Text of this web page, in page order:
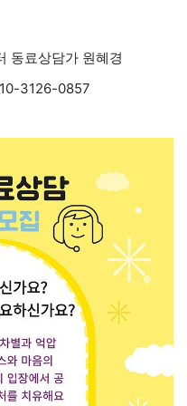
동료상담가 원혜경
3126-0857